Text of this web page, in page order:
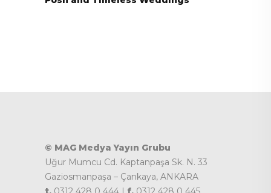
© MAG Medya Yayın Grubu
Uğur Mumcu Cd. Kaptanpaşa Sk. N. 33
Gaziosmanpaşa – Çankaya, ANKARA